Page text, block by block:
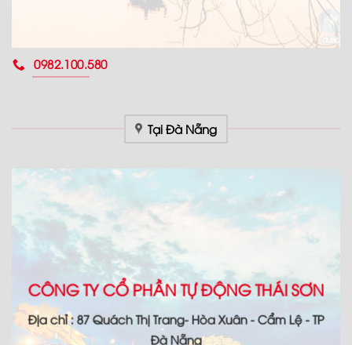
0982.100.580
Tại Đà Nẵng
CÔNG TY CỔ PHẦN TỰ ĐỘNG THÁI SƠN
Địa chỉ : 87 Quách Thị Trang- Hòa Xuân - Cẩm Lệ - TP
Đà Nẵng